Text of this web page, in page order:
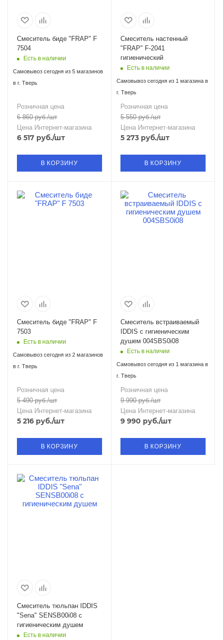
Смеситель биде "FRAP" F
7504
Есть в наличии
Самовывоз сегодня из 5 магазинов
в г. Тверь
Розничная цена
6 860руб./шт
Цена Интернет-магазина
6 517 руб./шт
В КОРЗИНУ
Смеситель настенный
"FRAP" F-2041
гигиенический
Есть в наличии
Самовывоз сегодня из 1 магазина в
г. Тверь
Розничная цена
5 550руб./шт
Цена Интернет-магазина
5 273 руб./шт
В КОРЗИНУ
Смеситель биде "FRAP" F
7503
Есть в наличии
Самовывоз сегодня из 2 магазинов
в г. Тверь
Розничная цена
5 490руб./шт
Цена Интернет-магазина
5 216 руб./шт
В КОРЗИНУ
Смеситель встраиваемый
IDDIS с гигиеническим
душем 004SBS0i08
Есть в наличии
Самовывоз сегодня из 1 магазина в
г. Тверь
Розничная цена
9 990руб./шт
Цена Интернет-магазина
9 990 руб./шт
В КОРЗИНУ
Смеситель тюльпан IDDIS
"Sena" SENSB00i08 с
гигиеническим душем
Есть в наличии